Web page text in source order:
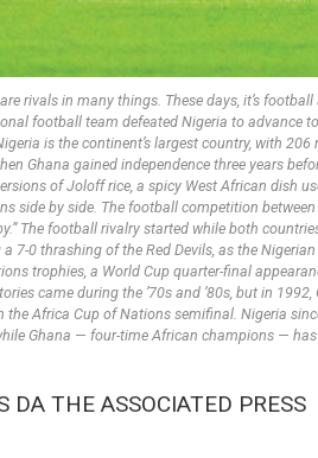
rivals in many things. These days, it’s
football team defeated Nigeria to advance
is the continent’s largest country, with
Ghana gained independence three years
of Joloff rice, a spicy West African dish
side by side. The football competition
The football rivalry started while both
0 thrashing of the Red Devils, as the
trophies, a World Cup quarter-final
came during the ’70s and ’80s, but in
the Africa Cup of Nations semifinal. Nigeria
Ghana — four-time African champions —
DA THE ASSOCIATED PRESS